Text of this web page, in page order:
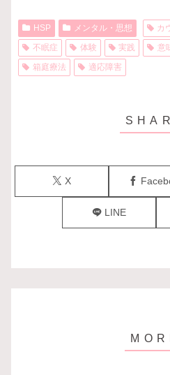
HSP メンタル・思想 カ
不眠症
体験 実践 意
箱庭療法
適応障害
X
LINE